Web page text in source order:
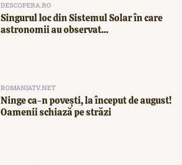
DESCOPERA.RO
Singurul loc din Sistemul Solar în care
astronomii au observat...
ROMANIATV.NET
Ninge ca-n povești, la început de august!
Oamenii schiază pe străzi